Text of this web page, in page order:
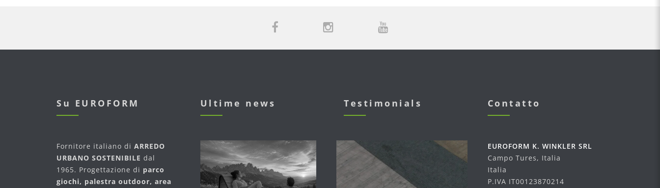
Su EUROFORM
Fornitore italiano di ARREDO
URBANO SOSTENIBILE dal
1965. Progettazione di parco
giochi, palestra outdoor, area
Ultime news Testimonials Contatto
EUROFORM K. WINKLER SRL
Campo Tures, Italia
Italia
P.IVA IT00123870214